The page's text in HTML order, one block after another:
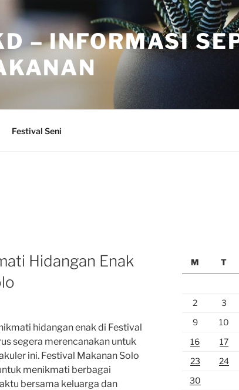
– INFORMASI
Festival Seni
Hidangan Enak
hidangan enak di Festival
segera merencanakan untuk
ini. Festival Makanan Solo
menikmati berbagai
bersama keluarga dan
M
T
2
3
9
10
16
17
23
24
30